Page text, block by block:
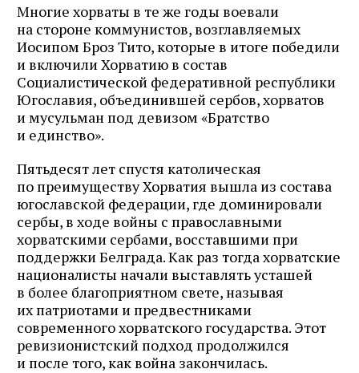
Многие хорваты в те же годы воевали
на стороне коммунистов, возглавляемых
Иосипом Броз Тито, которые в итоге победили
и включили Хорватию в состав
Социалистической федеративной республики
Югославия, объединившей сербов, хорватов
и мусульман под девизом «Братство
и единство».
Пятьдесят лет спустя католическая
по преимуществу Хорватия вышла из состава
югославской федерации, где доминировали
сербы, в ходе войны с православными
хорватскими сербами, восставшими при
поддержки Белграда. Как раз тогда хорватские
националисты начали выставлять усташей
в более благоприятном свете, называя
их патриотами и предвестниками
современного хорватского государства. Этот
ревизионистский подход продолжился
и после того, как война закончилась.